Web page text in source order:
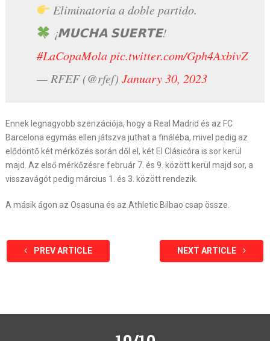
Eliminatoria a doble partido.
¡𝗠𝗨𝗖𝗛𝗔 𝗦𝗨𝗘𝗥𝗧𝗘!
#LaCopaMola pic.twitter.com/Gph4AxbivZ
— RFEF (@rfef) January 30, 2023
Ennek legnagyobb szenzációja, hogy a Real Madrid és az FC
Barcelona egymás ellen játszva juthat a fináléba, mivel pedig az
elődöntő két mérkőzés során dől el, két El Clásicóra is sor kerül
majd. Az első mérkőzésre február 7. és 9. között kerül majd sor, a
visszavágót pedig március 1. és 3. között rendezik.
A másik ágon az Osasuna és az Athletic Bilbao csap össze.
PREV ARTICLE NEXT ARTICLE